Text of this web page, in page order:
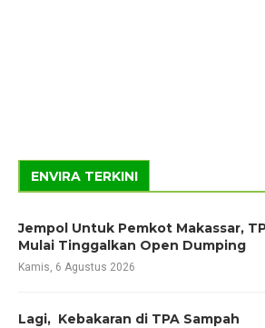
ENVIRA TERKINI
Jempol Untuk Pemkot Makassar,
Mulai Tinggalkan Open Dumping
Kamis, 6 Agustus 2026
Lagi, Kebakaran di TPA Sampah